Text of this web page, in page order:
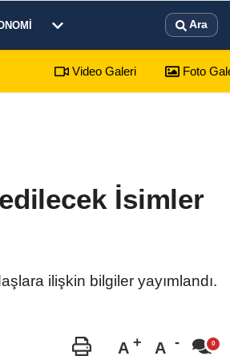
Ara
Video Galeri Foto
İsimler
ilişkin bilgiler yayımlandı.
A A